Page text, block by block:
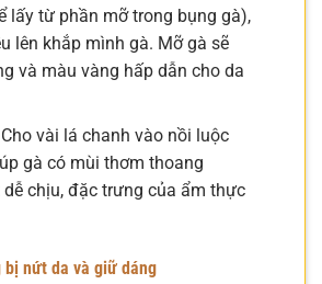
lấy từ phần mỡ trong bụng gà),
lên khắp mình gà. Mỡ gà sẽ
và màu vàng hấp dẫn cho da
vài lá chanh vào nồi luộc
gà có mùi thơm thoang
chịu, đặc trưng của ẩm thực
bị nứt da và giữ dáng